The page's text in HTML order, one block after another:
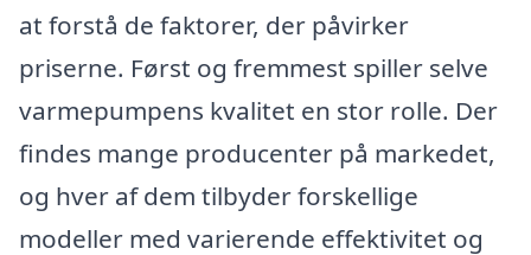
at forstå de faktorer, der påvirker
priserne. Først og fremmest spiller selve
varmepumpens kvalitet en stor rolle. Der
findes mange producenter på markedet,
og hver af dem tilbyder forskellige
modeller med varierende effektivitet og